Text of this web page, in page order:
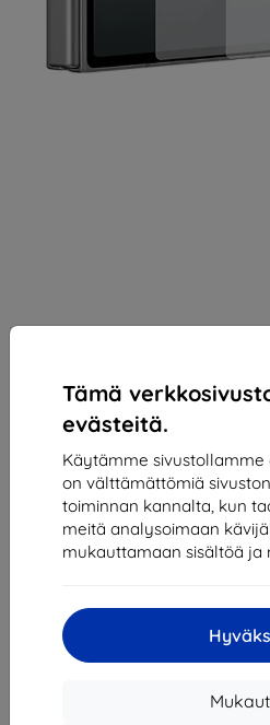
Tämä
evästeitä.
Käytämme sivustollamme
on välttämättömiä
toiminnan kannalta, kun
meitä analysoimaan
mukauttamaan sisältöä ja
Samsung EF-
Protection Film (EF-
Samsung Galaxy Z Fold 6
10,90 €
9,81 €